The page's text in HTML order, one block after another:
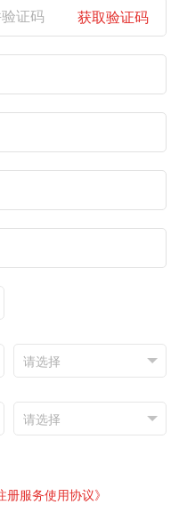
获取验证码
册服务使用协议》